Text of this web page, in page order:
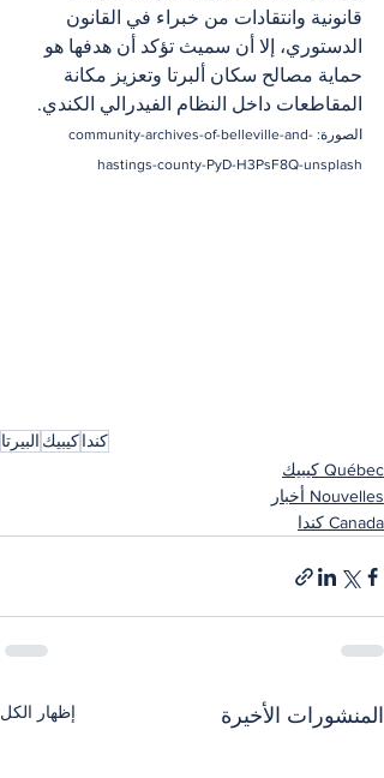
قانونية وانتقادات من خبراء في القانون
الدستوري، إلا أن سميث تؤكد أن هدفها هو
حماية مصالح سكان ألبرتا وتعزيز مكانة
المقاطعات داخل النظام الفيدرالي الكندي.
الصورة: community-archives-of-belleville-and-
hastings-county-PyD-H3PsF8Q-unsplash
كنداكيبيك البيرتا
Québec كيبيك
Nouvelles أخبار
Canada كندا
المنشورات الأخيرة إظهار الكل